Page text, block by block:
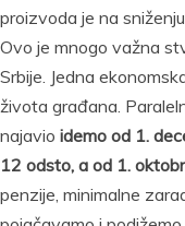
proizvoda je na
Ovo je mnogo važna
Srbije. Jedna
života građana.
najavio idemo od 1.
12 odsto, a od 1.
penzije, minimalne